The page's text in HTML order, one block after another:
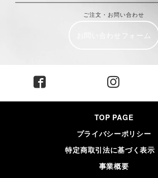
ご注文・お問い合わせ
お問い合わせフォーム
TOP PAGE
プライバシーポリシー
特定商取引法に基づく表示
事業概要